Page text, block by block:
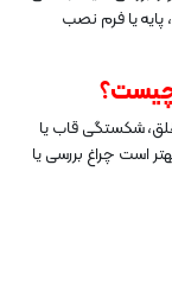
یا فرم نصب
شکستگی قاب یا
است چراغ بررسی یا